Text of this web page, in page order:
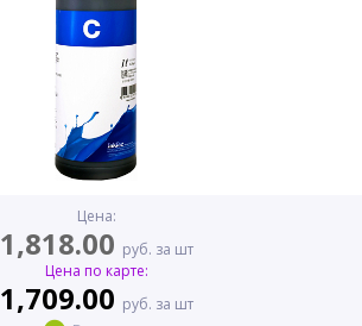
Цена:
1,818.00 руб. за шт
Цена по карте:
1,709.00 руб. за шт